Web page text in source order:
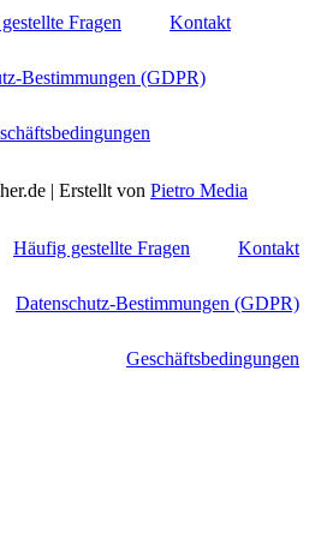
Fragen
Kontakt
Bestimmungen (GDPR)
| Erstellt von Pietro Media
Häufig gestellte Fragen Kontakt
Datenschutz-Bestimmungen (GDPR)
Geschäftsbedingungen